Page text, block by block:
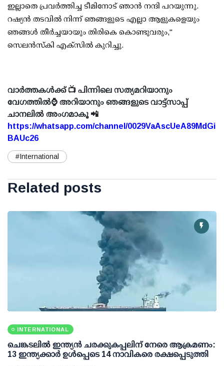
ഇല്ലാതെ പ്രവർത്തിച്ച ടീമിനോട് ഞാൻ നന്ദി പറയുന്നു.
റഷ്യൻ തടവിൽ നിന്ന് ഞങ്ങളുടെ എല്ലാ ആളുകളെയും
ഞങ്ങൾ തീർച്ചയായും തിരികെ കൊണ്ടുവരും,"
സെലൻസ്‌കി എക്‌സിൽ കുറിച്ചു.
വാർത്തകൾക്ക് 📺 പിന്നിലെ സത്യമറിയാനും
വേഗത്തിൽ⌚ അറിയാനും ഞങ്ങളുടെ വാട്ട്സാപ്പ്
ചാനലിൽ അംഗമാകൂ 📲
https://whatsapp.com/channel/0029VaAscUeA89MdGi
BAUc26
#International
Related posts
INTERNATIONAL
ചെങ്കടലില്‍ ഇന്ത്യന്‍ ചരക്കുകപ്പലിന് നേരെ ആക്രമണം:
13 ഇന്ത്യക്കാര്‍ ഉള്‍പ്പെടെ 14 നാവികരെ രക്ഷപ്പെടുത്തി